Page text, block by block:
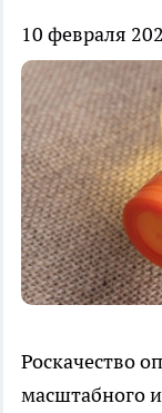
10 февраля
Роскачество
масштабного